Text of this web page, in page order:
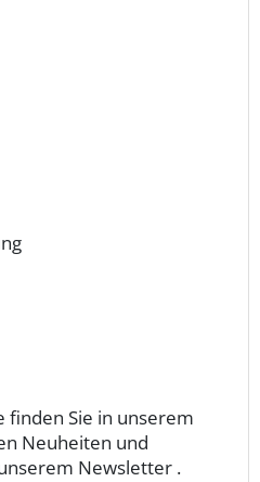
finden Sie in unserem
Neuheiten und
Newsletter .